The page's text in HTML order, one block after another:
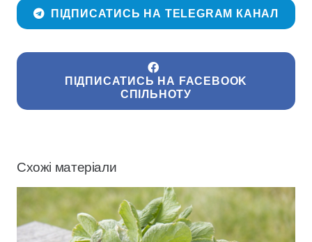
ПІДПИСАТИСЬ НА TELEGRAM КАНАЛ
ПІДПИСАТИСЬ НА FACEBOOK
СПІЛЬНОТУ
Схожі матеріали